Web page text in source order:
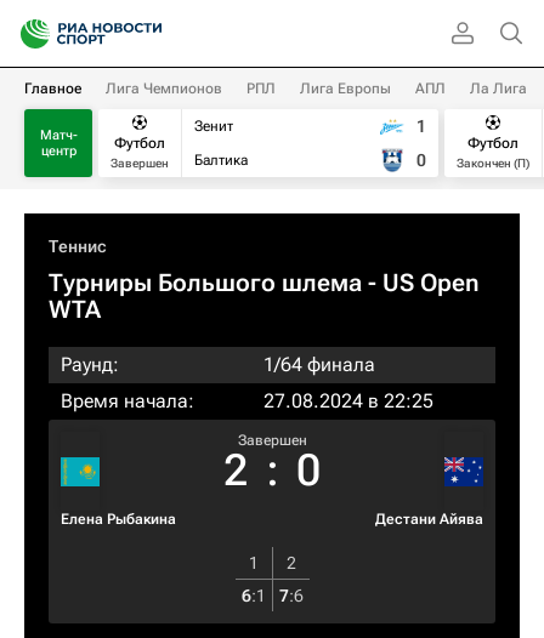
Главное Лига Чемпионов РПЛ Лига Европы АПЛ Ла Лига
Матч-
центр
Футбол
Завершен
Зенит
Балтика
1
0
Футбол
Закончен (П)
Теннис
Турниры Большого шлема - US Open
WTA
Раунд:
1/64 финала
Время начала:
27.08.2024 в 22:25
Елена Рыбакина
Завершен
2 : 0
Дестани Айява
1
2
6:1 7:6